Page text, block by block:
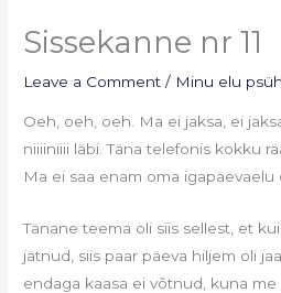
Sissekanne nr 11
Leave a Comment / Minu elu
Oeh, oeh, oeh. Ma ei jaksa, ei
niiiiniiii läbi. Täna telefonis kokku
Ma ei saa enam oma igapäevaelu
Tänane teema oli siis sellest, et
jätnud, siis paar päeva hiljem oli
endaga kaasa ei võtnud, kuna